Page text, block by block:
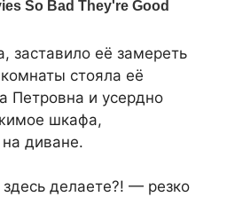
заставило её замереть
стояла её
Петровна и усердно
шкафа,
диване.
делаете?! — резко